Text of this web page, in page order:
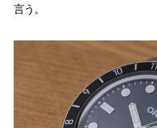
言う。